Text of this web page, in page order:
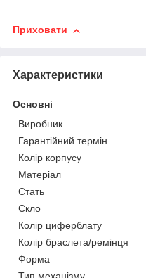
Приховати
Характеристики
Основні
Виробник
Гарантійний термін
Колір корпусу
Матеріал
Стать
Скло
Колір циферблату
Колір браслета/ремінця
Форма